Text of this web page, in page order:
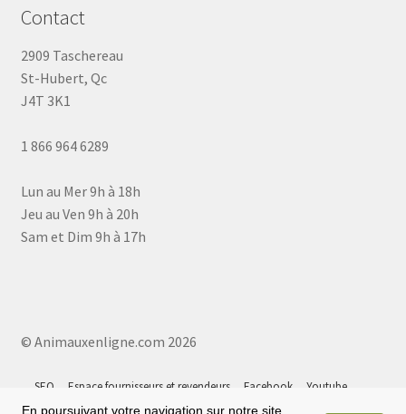
Contact
2909 Taschereau
St-Hubert, Qc
J4T 3K1
1 866 964 6289
Lun au Mer 9h à 18h
Jeu au Ven 9h à 20h
Sam et Dim 9h à 17h
© Animauxenligne.com 2026
SEO Espace fournisseurs et revendeurs Facebook
Youtube
Instagram
Tiktok Google 5⭐ Plan du site
En poursuivant votre navigation sur notre site,